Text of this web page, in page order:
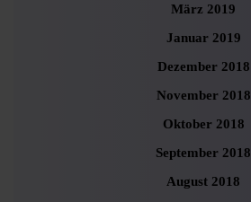
März 2019
Januar 2019
Dezember 2018
November 2018
Oktober 2018
September 2018
August 2018